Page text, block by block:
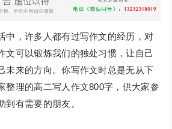
中，许多人都有过写作文的经历，对
文可以锻炼我们的独处习惯，让自己
未来的方向。你写作文时总是无从下
整理的高二写人作文800字，供大家参
到有需要的朋友。